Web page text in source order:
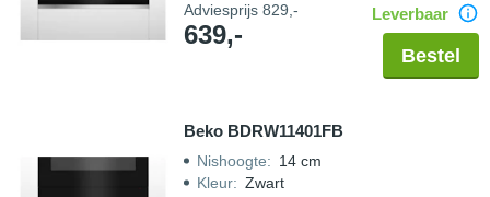
Adviesprijs 829,-
639,-
Leverbaar
Bestel
Beko BDRW11401FB
Nishoogte: 14 cm
Kleur: Zwart